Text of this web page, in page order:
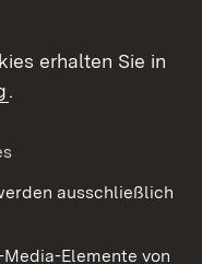
erhalten Sie in
.
ausschließlich
Elemente von